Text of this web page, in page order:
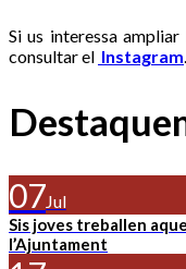
Si us interessa
consultar el Instagram.
07Jul
Sis joves treballen
l’Ajuntament